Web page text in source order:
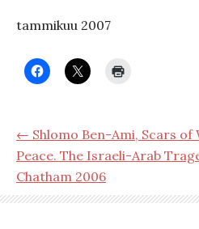
tammikuu 2007
← Shlomo Ben-Ami, Scars of
Peace. The Israeli-Arab
Chatham 2006